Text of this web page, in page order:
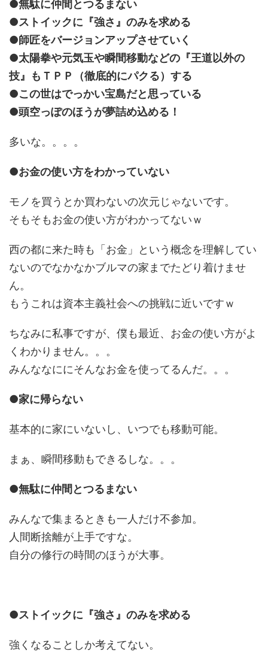
●無駄に仲間とつるまない
●ストイックに『強さ』のみを求める
●師匠をバージョンアップさせていく
●太陽拳や元気玉や瞬間移動などの『王道以外の
技』もＴＰＰ（徹底的にパクる）する
●この世はでっかい宝島だと思っている
●頭空っぽのほうが夢詰め込める！
多いな。。。。
●お金の使い方をわかっていない
モノを買うとか買わないの次元じゃないです。
そもそもお金の使い方がわかってないｗ
西の都に来た時も「お金」という概念を理解してい
ないのでなかなかブルマの家までたどり着けませ
ん。
もうこれは資本主義社会への挑戦に近いですｗ
ちなみに私事ですが、僕も最近、お金の使い方がよ
くわかりません。。。
みんななににそんなお金を使ってるんだ。。。
●家に帰らない
基本的に家にいないし、いつでも移動可能。
まぁ、瞬間移動もできるしな。。。
●無駄に仲間とつるまない
みんなで集まるときも一人だけ不参加。
人間断捨離が上手ですな。
自分の修行の時間のほうが大事。
●ストイックに『強さ』のみを求める
強くなることしか考えてない。